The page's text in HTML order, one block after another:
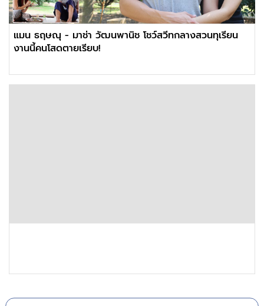
แมน ธฤษณุ - มาช่า วัฒนพานิช โชว์สวีทกลางสวนทุเรียน
งานนี้คนโสดตายเรียบ!